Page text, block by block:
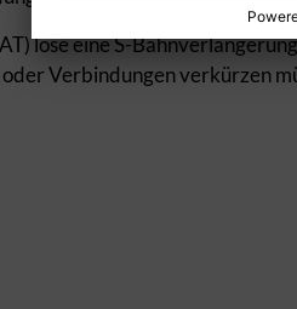
löse eine S-
Verbindungen verkürzen